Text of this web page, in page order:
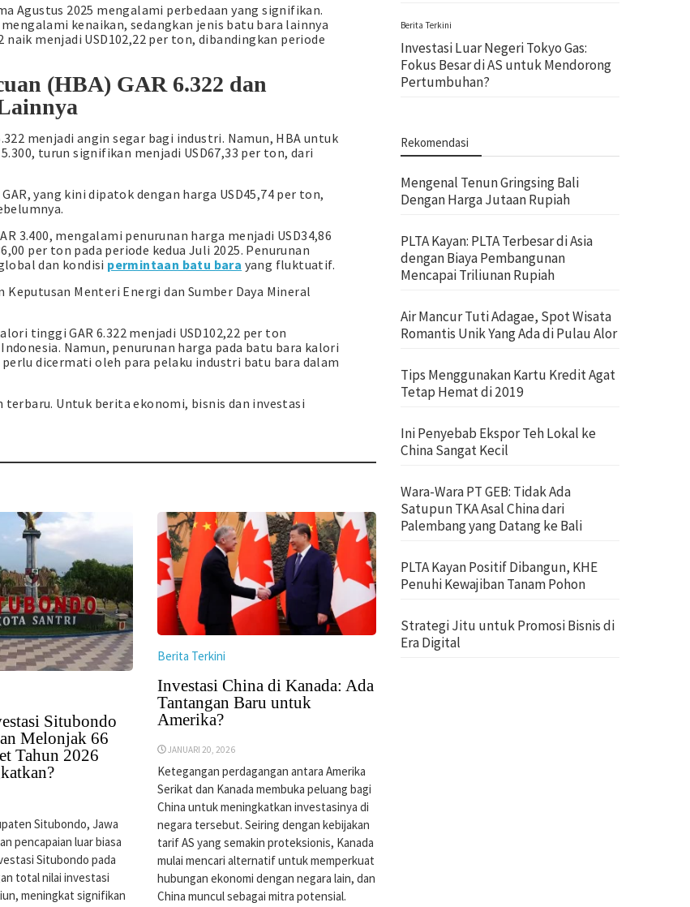
Agustus 2025 mengalami perbedaan yang signifikan.
kenaikan, sedangkan jenis batu bara lainnya
menjadi USD102,22 per ton, dibandingkan periode
(HBA) GAR 6.322 dan
menjadi angin segar bagi industri. Namun, HBA untuk
turun signifikan menjadi USD67,33 per ton, dari
yang kini dipatok dengan harga USD45,74 per ton,
3.400, mengalami penurunan harga menjadi USD34,86
per ton pada periode kedua Juli 2025. Penurunan
dan kondisi permintaan batu bara yang fluktuatif.
Menteri Energi dan Sumber Daya Mineral
tinggi GAR 6.322 menjadi USD102,22 per ton
Namun, penurunan harga pada batu bara kalori
dicermati oleh para pelaku industri batu bara dalam
Untuk berita ekonomi, bisnis dan investasi
Situbondo
Melonjak 66
Tahun 2026
Situbondo, Jawa
pencapaian luar biasa
Situbondo pada
total nilai investasi
meningkat signifikan
Berita Terkini
Investasi China di Kanada: Ada
Tantangan Baru untuk
Amerika?
JANUARI 20, 2026
Ketegangan perdagangan antara Amerika
Serikat dan Kanada membuka peluang bagi
China untuk meningkatkan investasinya di
negara tersebut. Seiring dengan kebijakan
tarif AS yang semakin proteksionis, Kanada
mulai mencari alternatif untuk memperkuat
hubungan ekonomi dengan negara lain, dan
China muncul sebagai mitra potensial.
Berita Terkini
Investasi Luar Negeri Tokyo Gas:
Fokus Besar di AS untuk Mendorong
Pertumbuhan?
Rekomendasi
Mengenal Tenun Gringsing Bali
Dengan Harga Jutaan Rupiah
PLTA Kayan: PLTA Terbesar di Asia
dengan Biaya Pembangunan
Mencapai Triliunan Rupiah
Air Mancur Tuti Adagae, Spot Wisata
Romantis Unik Yang Ada di Pulau Alor
Tips Menggunakan Kartu Kredit Agat
Tetap Hemat di 2019
Ini Penyebab Ekspor Teh Lokal ke
China Sangat Kecil
Wara-Wara PT GEB: Tidak Ada
Satupun TKA Asal China dari
Palembang yang Datang ke Bali
PLTA Kayan Positif Dibangun, KHE
Penuhi Kewajiban Tanam Pohon
Strategi Jitu untuk Promosi Bisnis di
Era Digital